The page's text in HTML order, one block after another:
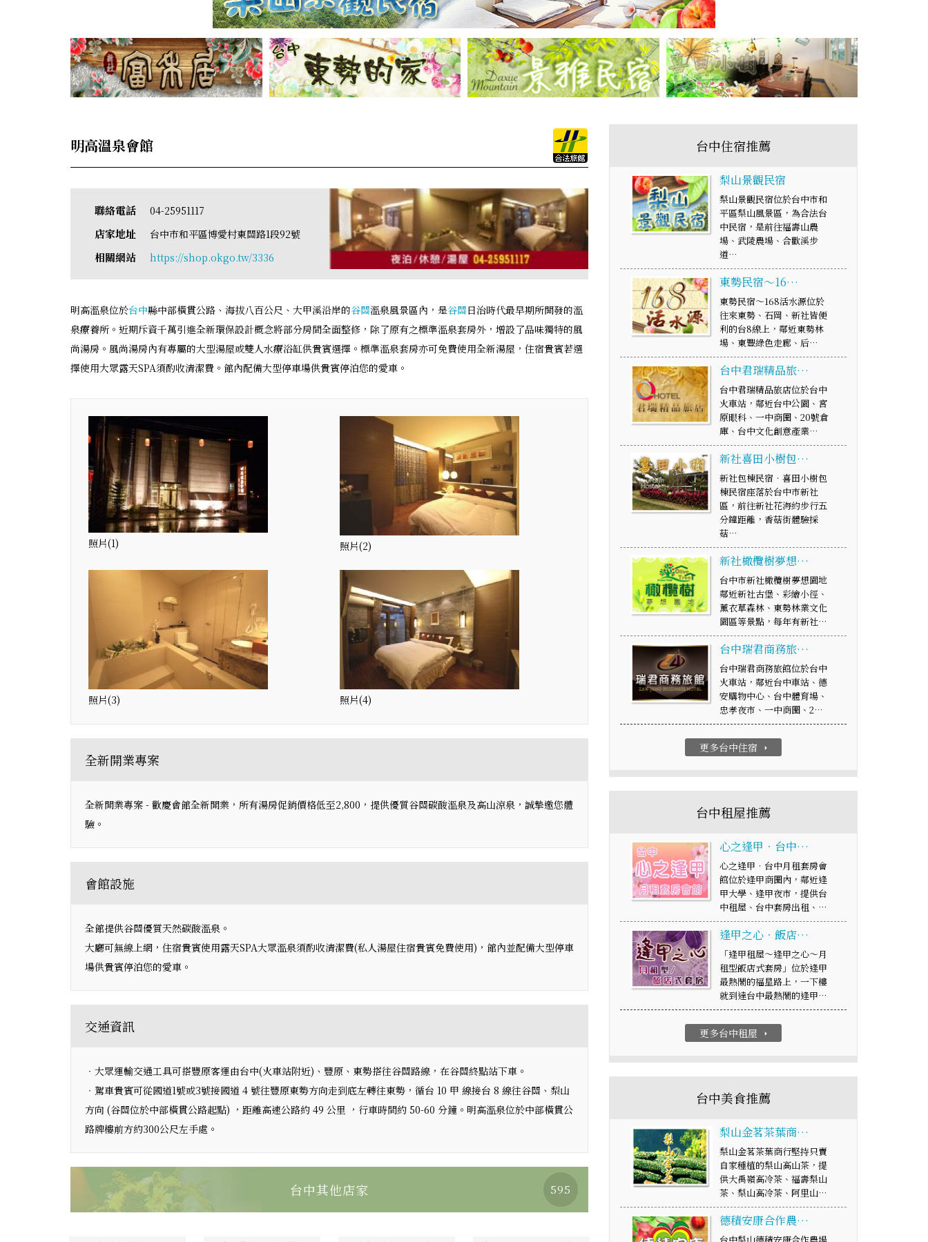
明高溫泉會館
聯絡電話 04-25951117
店家地址 台中市和平區博愛村東關路1段92號
相關網站 https://shop.okgo.tw/3336
明高溫泉位於台中縣中部橫貫公路、海拔八百公尺、大甲溪沿岸的谷關溫泉風景區內，是谷關日治時代最早期所開發的溫
泉療養所。近期斥資千萬引進全新環保設計概念將部分房間全面整修，除了原有之標準溫泉套房外，增設了品味獨特的風
尚湯房。風尚湯房內有專屬的大型湯屋或雙人水療浴缸供貴賓選擇。標準溫泉套房亦可免費使用全新湯屋，住宿貴賓若選
擇使用大眾露天SPA須酌收清潔費。館內配備大型停車場供貴賓停泊您的愛車。
照片(1) 照片(2)
照片(3) 照片(4)
全新開業專案
全新開業專案 - 歡慶會館全新開業，所有湯房促銷價格低至2,800，提供優質谷關碳酸溫泉及高山涼泉，誠摯邀您體
驗。
會館設施
全館提供谷關優質天然碳酸溫泉。
大廳可無線上網，住宿貴賓使用露天SPA大眾溫泉須酌收清潔費(私人湯屋住宿貴賓免費使用)，館內並配備大型停車
場供貴賓停泊您的愛車。
交通資訊
‧大眾運輸交通工具可搭豐原客運由台中(火車站附近)、豐原、東勢搭往谷關路線，在谷關終點站下車。
‧駕車貴賓可從國道1號或3號接國道 4 號往豐原東勢方向走到底左轉往東勢，循台 10 甲 線接台 8 線往谷關、梨山
方向 (谷關位於中部橫貫公路起點) ，距離高速公路約 49 公里 ，行車時間約 50-60 分鐘。明高溫泉位於中部橫貫公
路牌樓前方約300公尺左手處。
台中其他店家 595
台中住宿推薦
梨山景觀民宿
梨山景觀民宿位於台中市和
平區梨山風景區，為合法台
中民宿，是前往福壽山農
場、武陵農場、合歡溪步
道…
東勢民宿～16…
東勢民宿～168活水源位於
往來東勢、石岡、新社皆便
利的台8線上，鄰近東勢林
場、東豐綠色走廊、后…
台中君瑞精品旅…
台中君瑞精品旅店位於台中
火車站，鄰近台中公園、宮
原眼科、一中商圈、20號倉
庫、台中文化創意產業…
新社喜田小樹包…
新社包棟民宿‧喜田小樹包
棟民宿座落於台中市新社
區，前往新社花海約步行五
分鐘距離，香菇街體驗採
菇…
新社橄欖樹夢想…
台中市新社橄欖樹夢想園地
鄰近新社古堡、彩繪小徑、
薰衣草森林、東勢林業文化
園區等景點，每年有新社…
台中瑞君商務旅…
台中瑞君商務旅館位於台中
火車站，鄰近台中車站、德
安購物中心、台中體育場、
忠孝夜市、一中商圈、2…
更多台中住宿 arrow_right
台中租屋推薦
心之逢甲‧台中…
心之逢甲‧台中月租套房會
館位於逢甲商圈內，鄰近逢
甲大學、逢甲夜市，提供台
中租屋、台中套房出租、…
逢甲之心‧飯店…
「逢甲租屋～逢甲之心～月
租型飯店式套房」位於逢甲
最熱鬧的福星路上，一下樓
就到達台中最熱鬧的逢甲…
更多台中租屋 arrow_right
台中美食推薦
梨山金茗茶葉商…
梨山金茗茶葉商行堅持只賣
自家種植的梨山高山茶，提
供大禹嶺高冷茶、福壽梨山
茶、梨山高冷茶、阿里山…
德積安康合作農…